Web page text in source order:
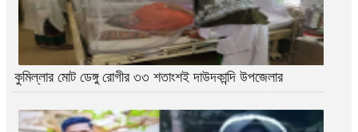
কুমিল্লার মোট ডেঙ্গু রোগীর ৩৩ শতাংশই দাউদকান্দি উপজেলার